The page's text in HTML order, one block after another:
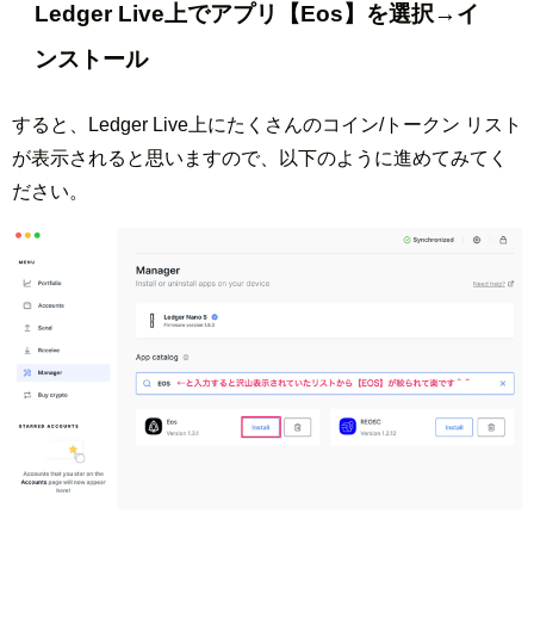
Ledger Live上でアプリ【Eos】を選択→イ
ンストール
すると、Ledger Live上にたくさんのコイン/トークン リスト
が表示されると思いますので、以下のように進めてみてく
ださい。